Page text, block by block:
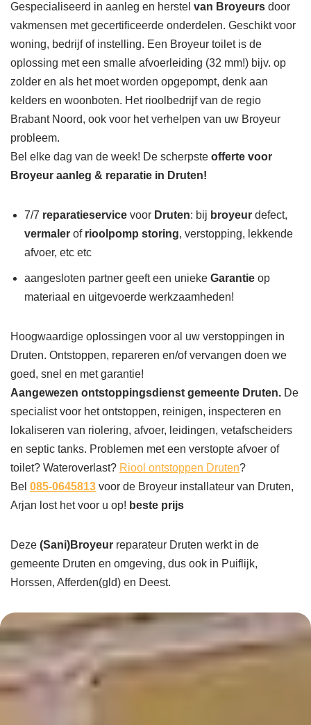
Gespecialiseerd in aanleg en herstel van Broyeurs door
vakmensen met gecertificeerde onderdelen. Geschikt voor
woning, bedrijf of instelling. Een Broyeur toilet is de
oplossing met een smalle afvoerleiding (32 mm!) bijv. op
zolder en als het moet worden opgepompt, denk aan
kelders en woonboten. Het rioolbedrijf van de regio
Brabant Noord, ook voor het verhelpen van uw Broyeur
probleem.
Bel elke dag van de week! De scherpste offerte voor
Broyeur aanleg & reparatie in Druten!
7/7 reparatieservice voor Druten: bij broyeur defect,
vermaler of rioolpomp storing, verstopping, lekkende
afvoer, etc etc
aangesloten partner geeft een unieke Garantie op
materiaal en uitgevoerde werkzaamheden!
Hoogwaardige oplossingen voor al uw verstoppingen in
Druten. Ontstoppen, repareren en/of vervangen doen we
goed, snel en met garantie!
Aangewezen ontstoppingsdienst gemeente Druten. De
specialist voor het ontstoppen, reinigen, inspecteren en
lokaliseren van riolering, afvoer, leidingen, vetafscheiders
en septic tanks. Problemen met een verstopte afvoer of
toilet? Wateroverlast? Riool ontstoppen Druten?
Bel 085-0645813 voor de Broyeur installateur van Druten,
Arjan lost het voor u op! beste prijs
Deze (Sani)Broyeur reparateur Druten werkt in de
gemeente Druten en omgeving, dus ook in Puiflijk,
Horssen, Afferden(gld) en Deest.